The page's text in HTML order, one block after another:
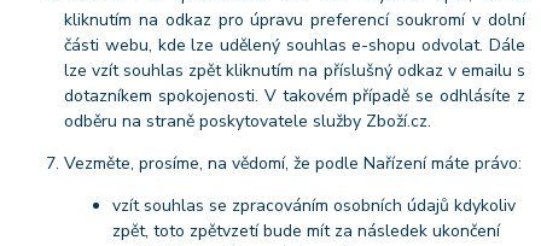
kliknutím na odkaz pro úpravu preferencí soukromí v dolní
části webu, kde lze udělený souhlas e-shopu odvolat. Dále
lze vzít souhlas zpět kliknutím na příslušný odkaz v emailu s
dotazníkem spokojenosti. V takovém případě se odhlásíte z
odběru na straně poskytovatele služby Zboží.cz.
Vezměte, prosíme, na vědomí, že podle Nařízení máte právo:
vzít souhlas se zpracováním osobních údajů kdykoliv
zpět, toto zpětvzetí bude mít za následek ukončení